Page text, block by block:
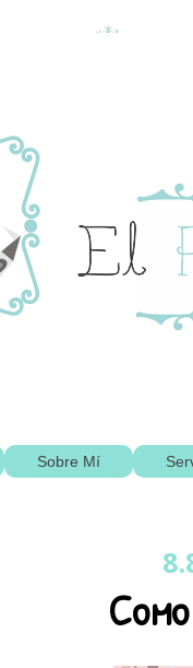
Sobre Mí